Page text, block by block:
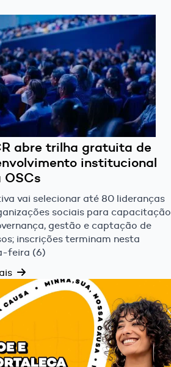
abre trilha gratuita de
institucional
OSCs
vai selecionar até 80 lideranças
sociais para capacitação
gestão e captação de
inscrições terminam nesta
feira (6)